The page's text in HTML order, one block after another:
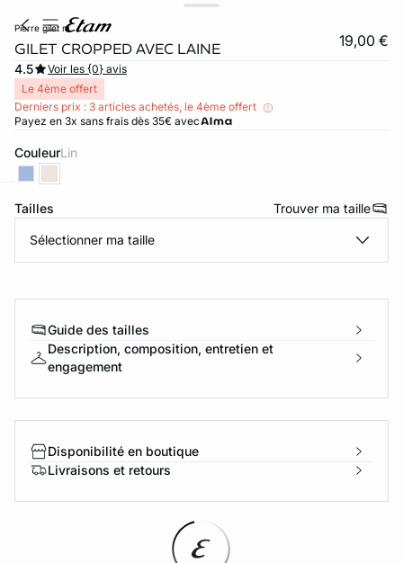
pierre gilet m
GILET CROPPED AVEC LAINE 19,00 €
4.5
Voir les {0} avis
Le 4ème offert
Derniers prix : 3 articles achetés, le 4ème offert
Payez en 3x sans frais dès 35€ avec
Couleur lin
Tailles Trouver ma taille
Sélectionner ma taille
Guide des tailles
Description, composition, entretien et
engagement
Disponibilité en boutique
Livraisons et retours